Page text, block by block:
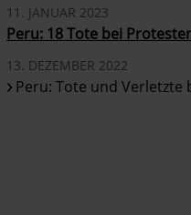
11. JANUAR 2023
Peru: 18 Tote bei
13. DEZEMBER 2022
Peru: Tote und Verletzte